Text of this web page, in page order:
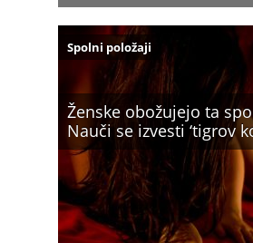
Ženske obožujejo ta
Nauči se izvesti ‘tigrov
Spolni položaji